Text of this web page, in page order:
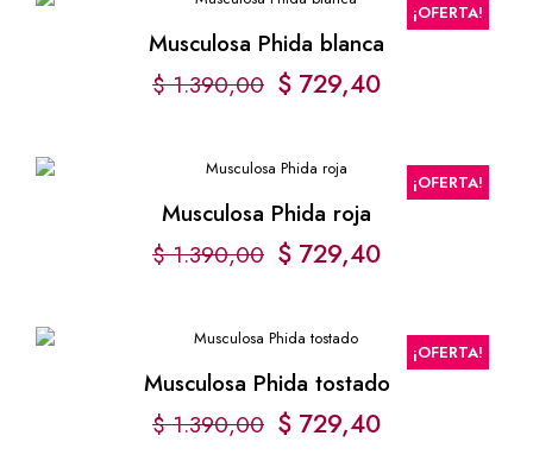
¡OFERTA!
Musculosa Phida blanca
$1.390,00 $ 729,40
¡OFERTA!
Musculosa Phida roja
$1.390,00 $ 729,40
¡OFERTA!
Musculosa Phida tostado
$1.390,00 $ 729,40